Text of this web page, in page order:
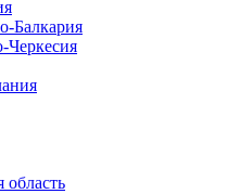
Балкария
Черкесия
область